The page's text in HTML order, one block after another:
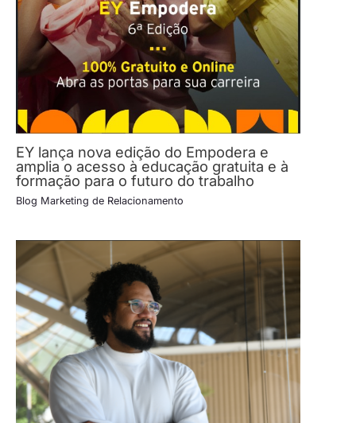
EY lança nova edição do Empodera e
amplia o acesso à educação gratuita e à
formação para o futuro do trabalho
Blog Marketing de Relacionamento